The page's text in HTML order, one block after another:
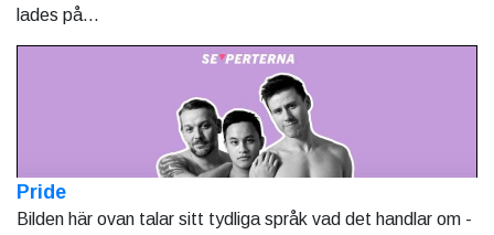
lades på...
Pride
Bilden här ovan talar sitt tydliga språk vad det handlar om -